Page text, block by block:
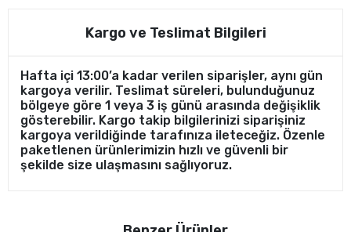
Kargo ve Teslimat Bilgileri
Hafta içi 13:00’a kadar verilen siparişler, aynı gün
kargoya verilir. Teslimat süreleri, bulunduğunuz
bölgeye göre 1 veya 3 iş günü arasında değişiklik
gösterebilir. Kargo takip bilgilerinizi siparişiniz
kargoya verildiğinde tarafınıza ileteceğiz. Özenle
paketlenen ürünlerimizin hızlı ve güvenli bir
şekilde size ulaşmasını sağlıyoruz.